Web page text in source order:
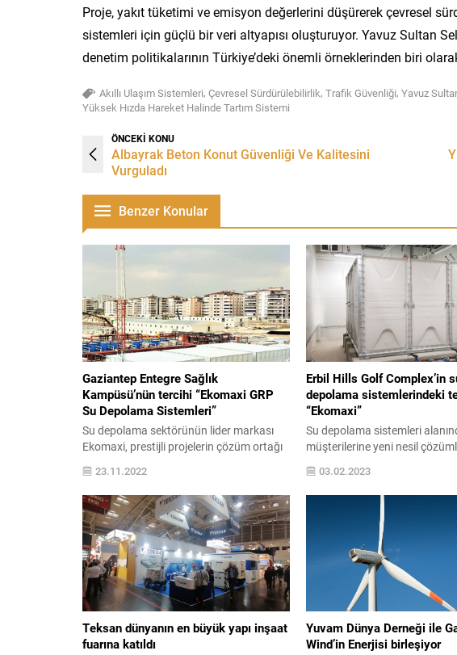
Proje, yakıt tüketimi ve emisyon değerlerini düşürerek çevresel
sistemleri için güçlü bir veri altyapısı oluşturuyor. Yavuz Sultan
denetim politikalarının Türkiye’deki önemli örneklerinden biri
Akıllı Ulaşım Sistemleri, Çevresel Sürdürülebilirlik, Trafik Güvenliği, Yavuz
Yüksek Hızda Hareket Halinde Tartım Sistemi
ÖNCEKİ KONU
Albayrak Beton Konut Güvenliği Ve Kalitesini
Vurguladı
Benzer Konular
Gaziantep Entegre Sağlık
Kampüsü’nün tercihi “Ekomaxi GRP
Su Depolama Sistemleri”
Su depolama sektörünün lider markası
Ekomaxi, prestijli projelerin çözüm ortağı
Gaziantep’in son dönemdeki gözde
projelerinden Gaziantep Entegre Sağlık
Kampüsü’nün tercihi de “Ekomaxi GRP su
depolama sistemleri” oldu. Projede
kullanılan ve toplamda 454 ton
kapasiteye sahip olan Ekomaxi GRP
modüler su depoları, Gaziantep Entegre
Sağlık Kampüsü’nün...
23.11.2022
Erbil Hills Golf Complex’in
depolama sistemlerindeki
“Ekomaxi”
Su depolama sistemleri
müşterilerine yeni nesil
projelerin çözüm ortağı
ediyor. Irak’ın Erbil kentinde
bölgenin en prestijli projeleri
alan Erbil Hills Golf Complex
depolama sistemlerindeki
Ekomaxi oldu. Ülkenin ilk
sahası Irak’ın Erbil...
03.02.2023
Teksan dünyanın en büyük yapı inşaat
fuarına katıldı
Yuvam Dünya Derneği ile
Wind’in Enerjisi birleşiyor